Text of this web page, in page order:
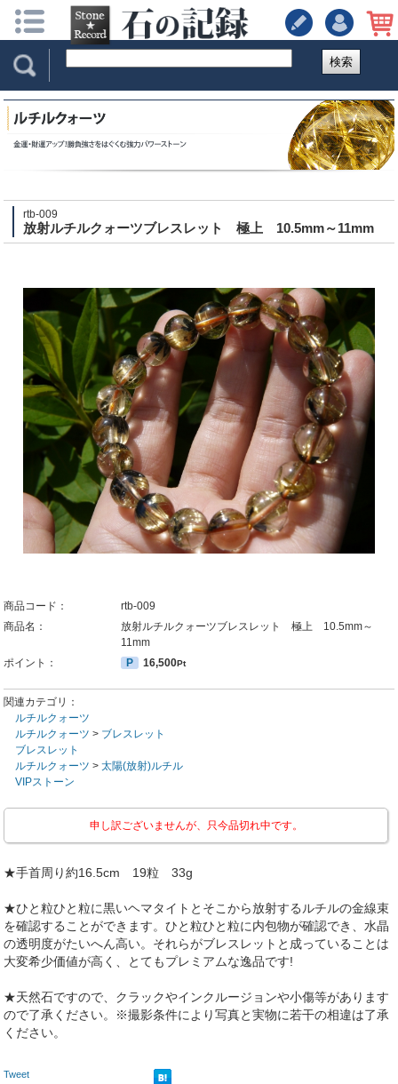
検索
rtb-009
放射ルチルクォーツブレスレット 極上 10.5mm～11mm
商品コード：
rtb-009
商品名：
放射ルチルクォーツブレスレット 極上 10.5mm～
11mm
ポイント：
P 16,500Pt
関連カテゴリ：
ルチルクォーツ
ルチルクォーツ > ブレスレット
ブレスレット
ルチルクォーツ > 太陽(放射)ルチル
VIPストーン
申し訳ございませんが、只今品切れ中です。
★手首周り約16.5cm 19粒 33g
★ひと粒ひと粒に黒いヘマタイトとそこから放射するルチルの金線束
を確認することができます。ひと粒ひと粒に内包物が確認でき、水晶
の透明度がたいへん高い。それらがブレスレットと成っていることは
大変希少価値が高く、とてもプレミアムな逸品です!
★天然石ですので、クラックやインクルージョンや小傷等があります
ので了承ください。※撮影条件により写真と実物に若干の相違は了承
ください。
Tweet